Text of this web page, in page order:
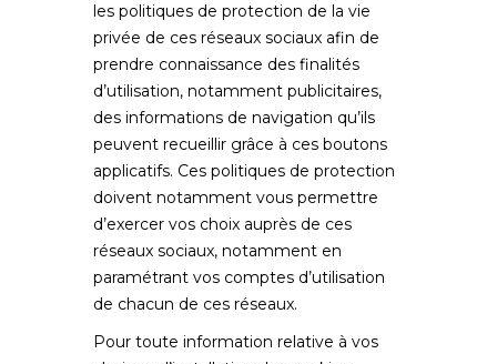
les politiques de protection de la vie
privée de ces réseaux sociaux afin de
prendre connaissance des finalités
d’utilisation, notamment publicitaires,
des informations de navigation qu’ils
peuvent recueillir grâce à ces boutons
applicatifs. Ces politiques de protection
doivent notamment vous permettre
d’exercer vos choix auprès de ces
réseaux sociaux, notamment en
paramétrant vos comptes d’utilisation
de chacun de ces réseaux.
Pour toute information relative à vos